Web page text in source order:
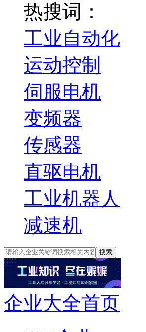
热搜词：
工业自动化
运动控制
伺服电机
变频器
传感器
直驱电机
工业机器人
减速机
搜索
企业大全首页